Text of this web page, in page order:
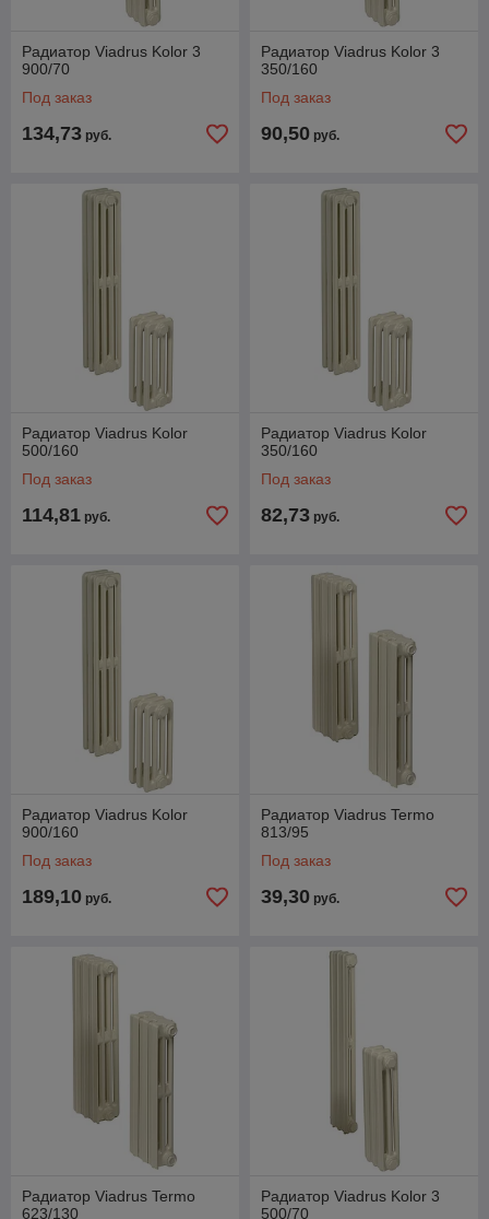
Радиатор Viadrus Kolor 3
900/70
Под заказ
134,73 руб.
Радиатор Viadrus Kolor 3
350/160
Под заказ
90,50 руб.
Радиатор Viadrus Kolor
500/160
Под заказ
114,81 руб.
Радиатор Viadrus Kolor
350/160
Под заказ
82,73 руб.
Радиатор Viadrus Kolor
900/160
Под заказ
189,10 руб.
Радиатор Viadrus Termo
813/95
Под заказ
39,30 руб.
Радиатор Viadrus Termo
623/130
Радиатор Viadrus Kolor 3
500/70